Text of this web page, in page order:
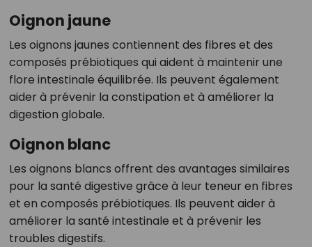
Oignon jaune
Les oignons jaunes contiennent des fibres et des
composés prébiotiques qui aident à maintenir une
flore intestinale équilibrée. Ils peuvent également
aider à prévenir la constipation et à améliorer la
digestion globale.
Oignon blanc
Les oignons blancs offrent des avantages similaires
pour la santé digestive grâce à leur teneur en fibres
et en composés prébiotiques. Ils peuvent aider à
améliorer la santé intestinale et à prévenir les
troubles digestifs.